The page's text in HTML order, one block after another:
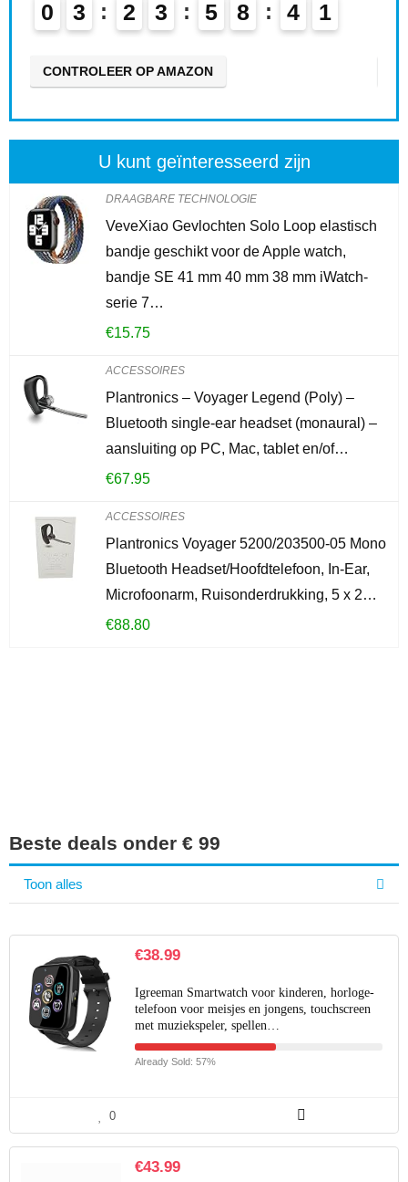
0 3 2 3 5 8 4 0
CONTROLEER OP AMAZON
U kunt geïnteresseerd zijn
DRAAGBARE TECHNOLOGIE
VeveXiao Gevlochten Solo Loop elastisch
bandje geschikt voor de Apple watch,
bandje SE 41 mm 40 mm 38 mm iWatch-
serie 7…
€15.75
ACCESSOIRES
Plantronics – Voyager Legend (Poly) –
Bluetooth single-ear headset (monaural) –
aansluiting op PC, Mac, tablet en/of…
€67.95
ACCESSOIRES
Plantronics Voyager 5200/203500-05 Mono
Bluetooth Headset/Hoofdtelefoon, In-Ear,
Microfoonarm, Ruisonderdrukking, 5 x 2…
€88.80
Beste deals onder € 99
Toon alles
€38.99
Igreeman Smartwatch voor kinderen, horloge-
telefoon voor meisjes en jongens, touchscreen
met muziekspeler, spellen…
Already Sold: 57%
0
€43.99